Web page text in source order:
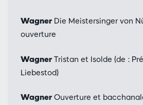
Wagner Die Meistersinger von
ouverture
Wagner Tristan et Isolde (de :
Liebestod)
Wagner Ouverture et